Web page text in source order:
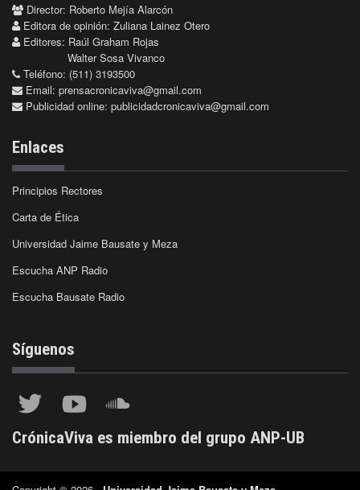
Director: Roberto Mejía Alarcón
Editora de opinión: Zuliana Lainez Otero
Editores: Raúl Graham Rojas
Walter Sosa Vivanco
Teléfono: (511) 3193500
Email: prensacronicaviva@gmail.com
Publicidad online: publicidadcronicaviva@gmail.com
Enlaces
Principios Rectores
Carta de Ética
Universidad Jaime Bausate y Meza
Escucha ANP Radio
Escucha Bausate Radio
Síguenos
CrónicaViva es miembro del grupo ANP-UB